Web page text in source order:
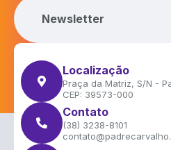
Newsletter
Localização
Praça da Matriz, S/N -
CEP: 39573-000
Contato
(38) 3238-8101